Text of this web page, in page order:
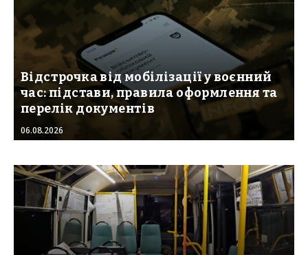
Відстрочка від мобілізації у воєнний
час: підстави, правила оформлення та
перелік документів
06.08.2026